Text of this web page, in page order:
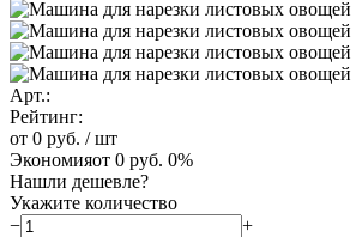
Арт.:
Рейтинг:
от 0 руб. / шт
Экономияот 0 руб. 0%
Нашли дешевле?
Укажите количество
−
+